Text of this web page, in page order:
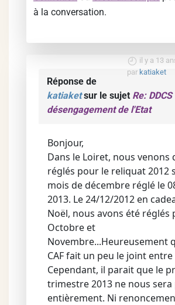
à la conversation.
il y a 13
par katiaket
Réponse de
katiaketsur le sujet Re: DDCS
désengagement de l'Etat
Bonjour,
Dans le Loiret, nous venons
réglés pour le reliquat 2012
mois de décembre réglé le
2013. Le 24/12/2012 en
Noël, nous avons été réglés
Octobre et
Novembre...Heureusement
CAF fait un peu le joint entre
Cependant, il parait que le
trimestre 2013 ne nous sera
entièrement. Ni